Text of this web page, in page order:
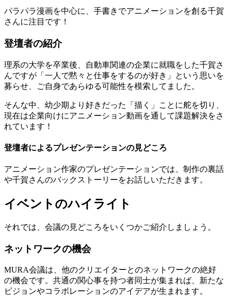
パラパラ漫画を中心に、手書きでアニメーションを創る千賀
さんに注目です！
登壇者の紹介
理系の大学を卒業後、自動車関連の企業に就職をした千賀さ
んですが「一人で黙々と仕事をするのが好き」という思いを
募らせ、ご自身であらゆる可能性を模索してました。
そんな中、幼少期より好きだった「描く」ことに舵を切り、
現在は企業向けにアニメーション動画を通して課題解決をさ
れています！
登壇者によるプレゼンテーションの見どころ
アニメーション作家のプレゼンテーションでは、制作の裏話
や千賀さんのバックストーリーをお話しいただきます。
イベントのハイライト
それでは、会議の見どころをいくつかご紹介しましょう。
ネットワークの機会
MURA会議は、他のクリエイターとのネットワークの絶好
の機会です。共通の関心事を持つ者同士が集まれば、新たな
ビジョンやコラボレーションのアイデアが生まれます。